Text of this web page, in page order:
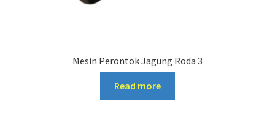
Mesin Perontok Jagung Roda 3
Read more